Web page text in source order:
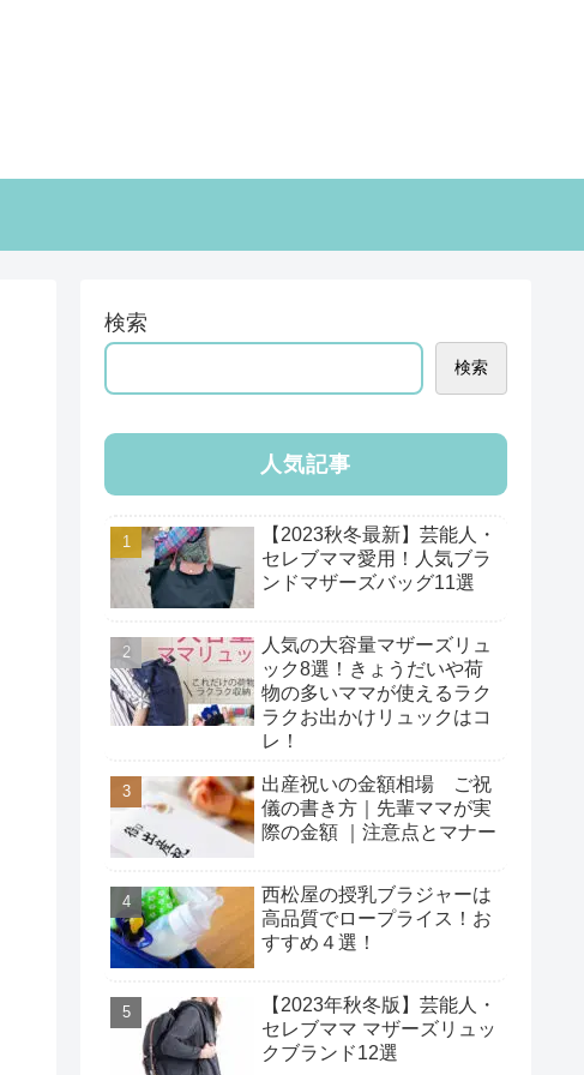
検索
検索
人気記事
【2023秋冬最新】芸能人・
セレブママ愛用！人気ブラ
ンドマザーズバッグ11選
人気の大容量マザーズリュ
ック8選！きょうだいや荷
物の多いママが使えるラク
ラクお出かけリュックはコ
レ！
出産祝いの金額相場 ご祝
儀の書き方｜先輩ママが実
際の金額 ｜注意点とマナー
西松屋の授乳ブラジャーは
高品質でロープライス！お
すすめ４選！
【2023年秋冬版】芸能人・
セレブママ マザーズリュッ
クブランド12選